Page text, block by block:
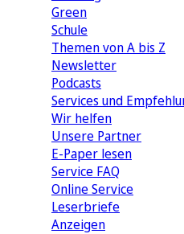
Green
Schule
Themen von A bis Z
Newsletter
Podcasts
Services und
Wir helfen
Unsere Partner
E-Paper lesen
Service FAQ
Online Service
Leserbriefe
Anzeigen